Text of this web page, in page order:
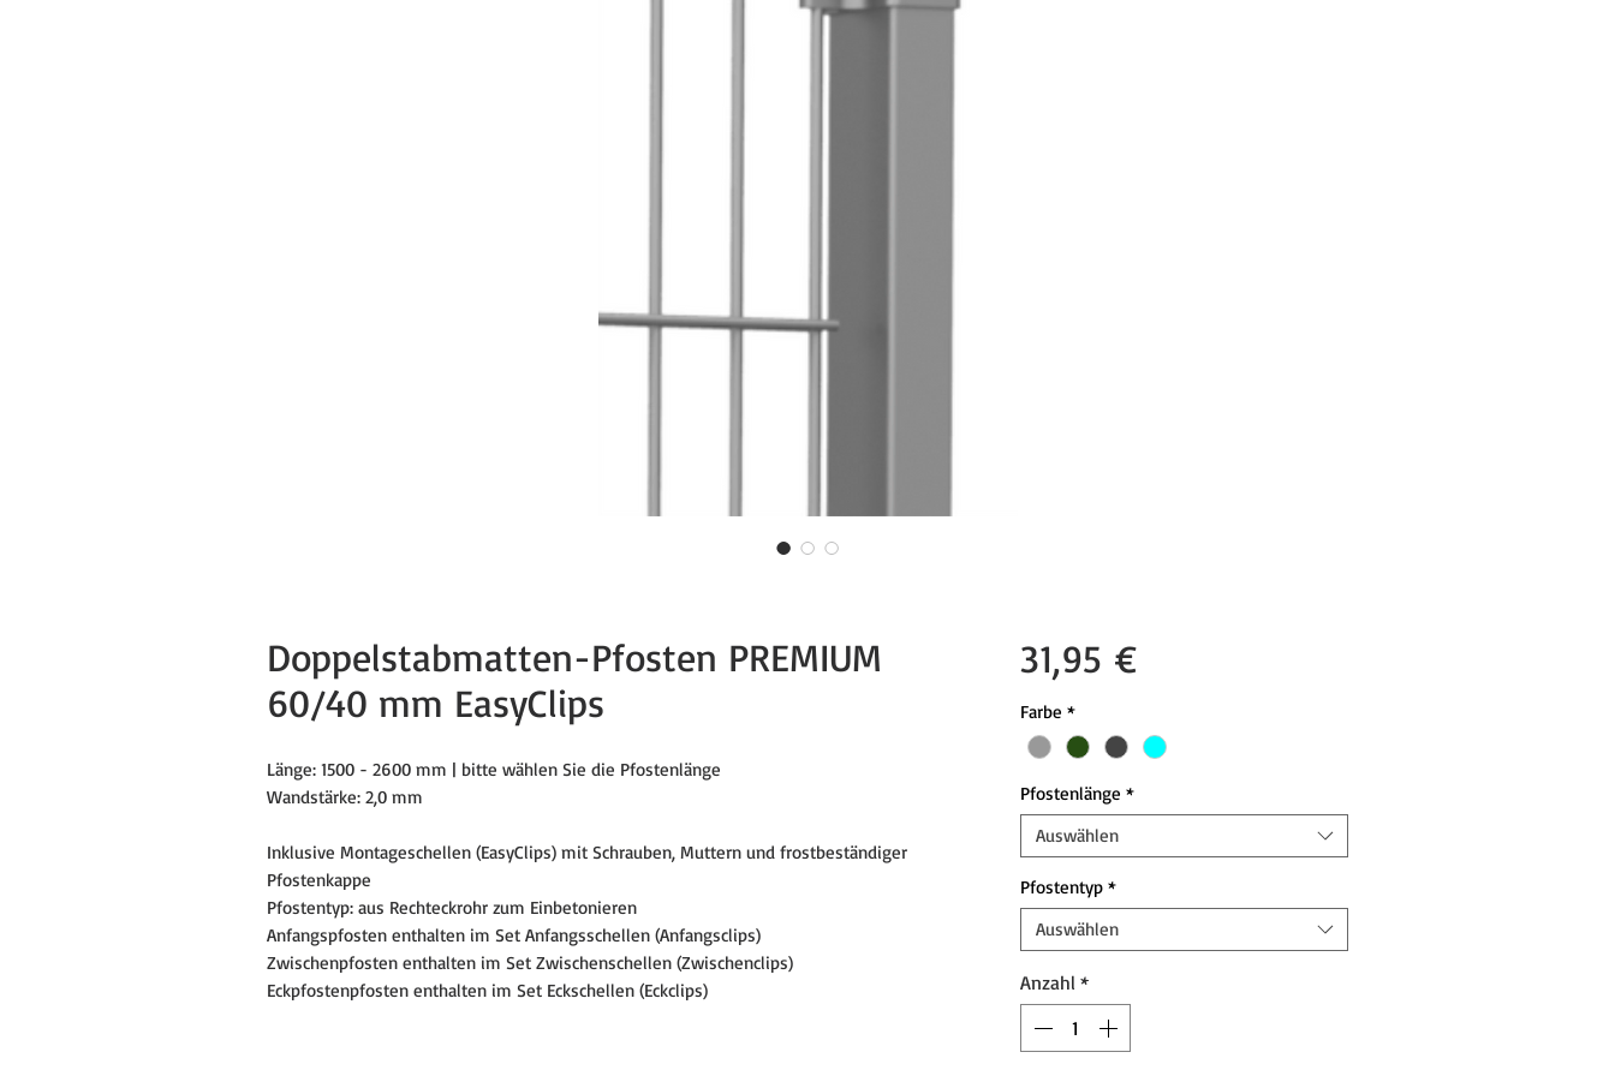
Doppelstabmatten-Pfosten PREMIUM
60/40 mm EasyClips
Länge: 1500 - 2600 mm | bitte wählen Sie die Pfostenlänge
Wandstärke: 2,0 mm
Inklusive Montageschellen (EasyClips) mit Schrauben, Muttern und frostbeständiger
Pfostenkappe
Pfostentyp: aus Rechteckrohr zum Einbetonieren
Anfangspfosten enthalten im Set Anfangsschellen (Anfangsclips)
Zwischenpfosten enthalten im Set Zwischenschellen (Zwischenclips)
Eckpfostenpfosten enthalten im Set Eckschellen (Eckclips)
31,95 €Preis
Farbe *
Pfostenlänge *
Auswählen
Pfostentyp *
Auswählen
Anzahl *